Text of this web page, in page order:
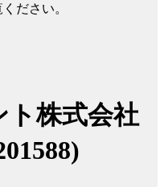
ださい。
株式会社